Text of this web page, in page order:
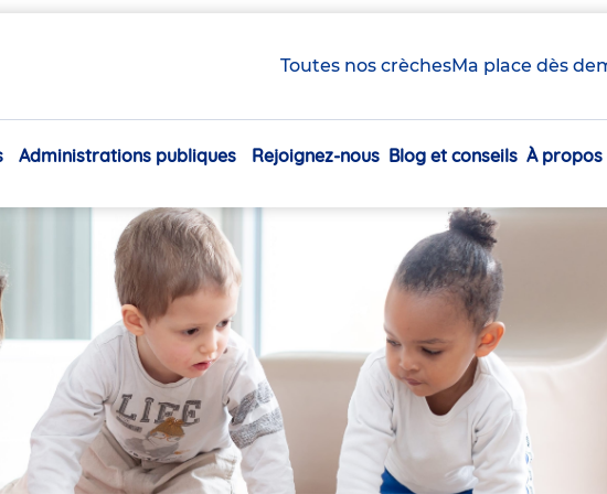
Toutes nos crèchesMa place dès
Navigation
Administrations publiques Rejoignez-nous Blog et conseils À propos